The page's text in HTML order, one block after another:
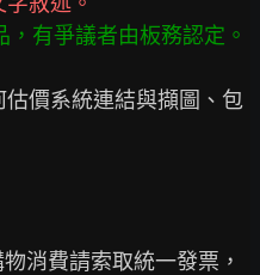
有爭議者由板務認定。
消費請索取統一發票，